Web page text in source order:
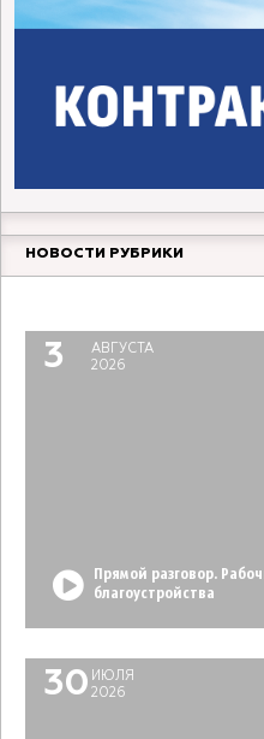
НОВОСТИ РУБРИКИ
6
Прямой разговор.
3
АВГУСТА
2026
Прямой разговор.
благоустройства
30 ИЮЛЯ
2026